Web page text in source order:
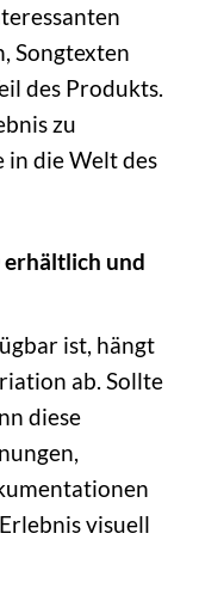
Songtexten
des Produkts.
zu
in die Welt des
erhältlich und
ist, hängt
ab. Sollte
diese
visuell